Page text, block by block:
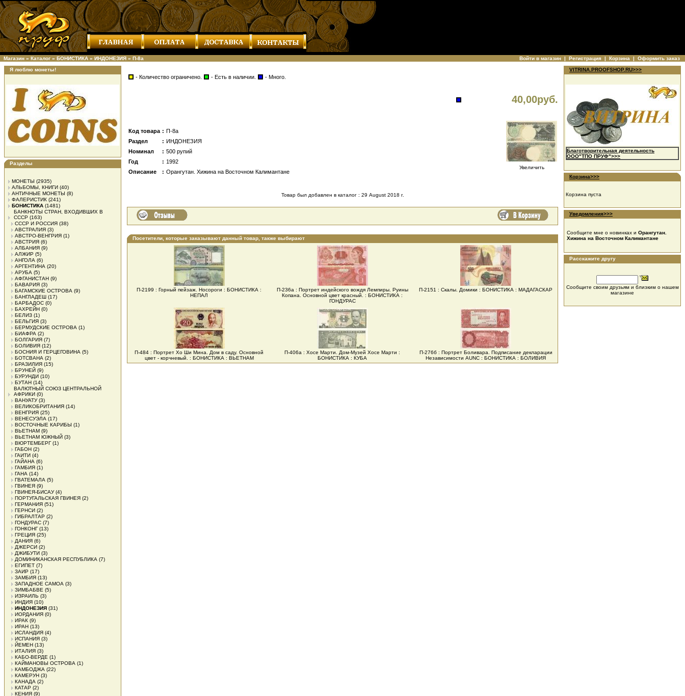
Магазин » Каталог » БОНИСТИКА » ИНДОНЕЗИЯ » П-8а Войти в магазин | Регистрация | Корзина | Оформить заказ
Я люблю монеты!
Разделы
МОНЕТЫ (2935)
АЛЬБОМЫ, КНИГИ (40)
АНТИЧНЫЕ МОНЕТЫ (8)
ФАЛЕРИСТИК (241)
БОНИСТИКА (1481)
БАНКНОТЫ СТРАН, ВХОДИВШИХ В
СССР (163)
СССР И РОССИЯ (38)
АВСТРАЛИЯ (3)
АВСТРО-ВЕНГРИЯ (1)
АВСТРИЯ (6)
АЛБАНИЯ (9)
АЛЖИР (5)
АНГОЛА (6)
АРГЕНТИНА (20)
АРУБА (5)
АФГАНИСТАН (9)
БАВАРИЯ (3)
БАГАМСКИЕ ОСТРОВА (9)
БАНГЛАДЕШ (17)
БАРБАДОС (0)
БАХРЕЙН (0)
БЕЛИЗ (1)
БЕЛЬГИЯ (3)
БЕРМУДСКИЕ ОСТРОВА (1)
БИАФРА (2)
БОЛГАРИЯ (7)
БОЛИВИЯ (12)
БОСНИЯ И ГЕРЦЕГОВИНА (5)
БОТСВАНА (2)
БРАЗИЛИЯ (15)
БРУНЕЙ (9)
БУРУНДИ (10)
БУТАН (14)
ВАЛЮТНЫЙ СОЮЗ ЦЕНТРАЛЬНОЙ
АФРИКИ (0)
ВАНУАТУ(3)
ВЕЛИКОБРИТАНИЯ (14)
ВЕНГРИЯ (25)
ВЕНЕСУЭЛА (17)
ВОСТОЧНЫЕ КАРИБЫ (1)
ВЬЕТНАМ (9)
ВЬЕТНАМ ЮЖНЫЙ (3)
ВЮРТЕМБЕРГ(1)
ГАБОН (2)
ГАИТИ (4)
ГАЙАНА (6)
ГАМБИЯ (1)
ГАНА (14)
ГВАТЕМАЛА (5)
ГВИНЕЯ (9)
ГВИНЕЯ-БИСАУ(4)
ПОРТУГАЛЬСКАЯ ГВИНЕЯ (2)
ГЕРМАНИЯ (51)
ГЕРНСИ (2)
ГИБРАЛТАР (2)
ГОНДУРАС (7)
ГОНКОНГ(13)
ГРЕЦИЯ (25)
ДАНИЯ (6)
ДЖЕРСИ (2)
ДЖИБУТИ (3)
ДОМИНИКАНСКАЯ РЕСПУБЛИКА (7)
ЕГИПЕТ (7)
ЗАИР (17)
ЗАМБИЯ (13)
ЗАПАДНОЕ САМОА (3)
ЗИМБАБВЕ (5)
ИЗРАИЛЬ (3)
ИНДИЯ (10)
ИНДОНЕЗИЯ (31)
ИОРДАНИЯ (0)
ИРАК (9)
ИРАН (13)
ИСЛАНДИЯ (4)
ИСПАНИЯ (3)
ЙЕМЕН (13)
ИТАЛИЯ (3)
КАБО-ВЕРДЕ (1)
КАЙМАНОВЫ ОСТРОВА (1)
КАМБОДЖА (22)
КАМЕРУН (3)
КАНАДА (2)
КАТАР (2)
КЕНИЯ (9)
- Количество ограничено. - Есть в наличии. - Много.
40,00руб.
Увеличить
Код товара : П-8а
Раздел
: ИНДОНЕЗИЯ
Номинал
: 500 рупий
Год
: 1992
Описание
: Орангутан. Хижина на Восточном Калимантане
Товар был добавлен в каталог : 29 August 2018 г.
Посетители, которые заказывают данный товар, также выбирают
П-2199 : Горный пейзаж. Носороги : БОНИСТИКА :
НЕПАЛ
П-236а : Портрет индейского вождя Лемпиры. Руины
Копана. Основной цвет красный. : БОНИСТИКА :
ГОНДУРАС
П-2151 : Скалы. Домики : БОНИСТИКА : МАДАГАСКАР
П-484 : Портрет Хо Ши Мина. Дом в саду. Основной
цвет - корчневый. : БОНИСТИКА : ВЬЕТНАМ
П-406а : Хосе Марти. Дом-Музей Хосе Марти :
БОНИСТИКА : КУБА
П-276б : Портрет Боливара. Подписание декларации
Независимости AUNC : БОНИСТИКА : БОЛИВИЯ
VITRINA.PROOFSHOP.RU>>>
Благотворительная деятельность
ООО"ТПО ПРУФ">>>
Корзина>>>
Корзина пуста
Уведомления>>>
Сообщите мне о новинках и Орангутан.
Хижина на Восточном Калимантане
Расскажите другу
Сообщите своим друзьям и близким о нашем
магазине